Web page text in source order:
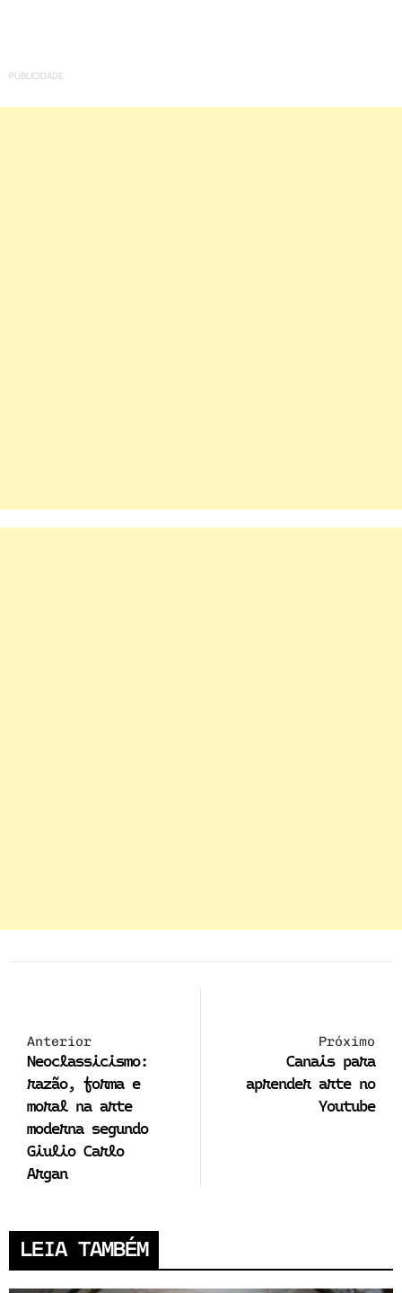
PUBLICIDADE
Anterior
Neoclassicismo:
razão, forma e
moral na arte
moderna segundo
Giulio Carlo
Argan
Próximo
Canais para
aprender arte no
Youtube
LEIA TAMBÉM